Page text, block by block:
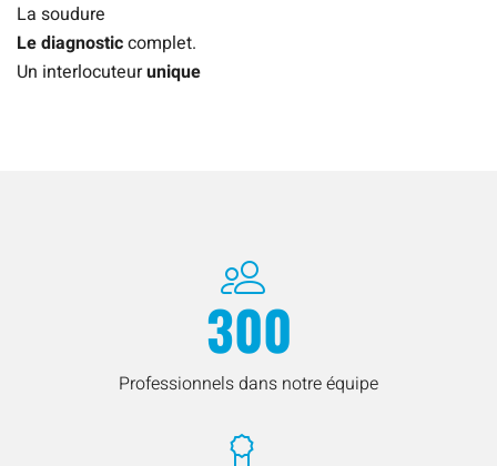
La soudure
Le diagnosticcomplet.
Un interlocuteurunique
300
Professionnels dans notre équipe